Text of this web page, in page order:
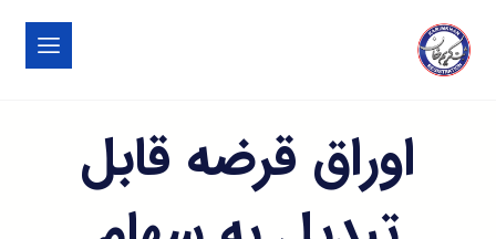
اوراق قرضه قابل